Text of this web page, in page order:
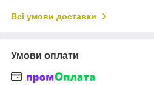
Всі умови доставки
Умови оплати